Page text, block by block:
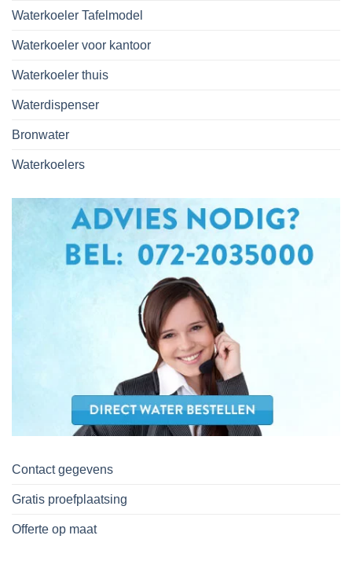
Waterkoeler Tafelmodel
Waterkoeler voor kantoor
Waterkoeler thuis
Waterdispenser
Bronwater
Waterkoelers
Contact gegevens
Gratis proefplaatsing
Offerte op maat